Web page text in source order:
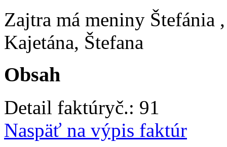
Zajtra má meniny Štefánia
Kajetána, Štefana
Obsah
Detail faktúryč.: 91
Naspäť na výpis faktúr